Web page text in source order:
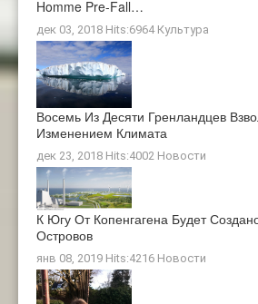
Homme Pre-Fall…
дек 03, 2018 Hits:6964 Культура
Восемь Из Десяти Гренландцев
Изменением Климата
дек 23, 2018 Hits:4002 Новости
К Югу От Копенгагена Будет
Островов
янв 08, 2019 Hits:4216 Новости